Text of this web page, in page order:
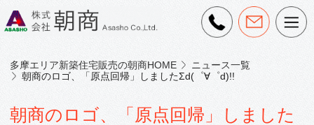
多摩エリア新築住宅販売の朝商HOME
ニュース一覧
朝商のロゴ、「原点回帰」しましたΣd(゜∀゜d)!!
朝商のロゴ、「原点回帰」しました